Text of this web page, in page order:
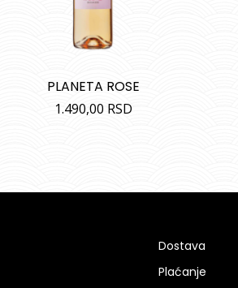
PLANETA ROSE
1.490,00 RSD
Dostava
Plaćanje